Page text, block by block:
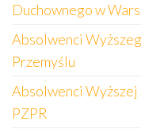
Duchownego w
Absolwenci
Przemyślu
Absolwenci Wyższej
PZPR